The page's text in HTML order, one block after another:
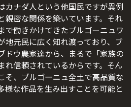
カナダ人という他国民ですが異例
親密な関係を築いています。それ
で働きかけてきたブルゴーニュワ
地元民に広く知れ渡っており、ブ
ドウ農家達から、まるで「家族の
れ信頼されているからです。そん
そ、ブルゴーニュ全土で高品質な
様な作品を生み出すことを可能と